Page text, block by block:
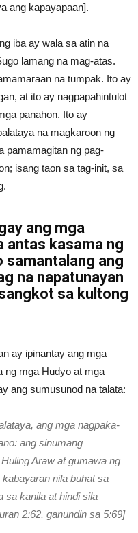
ang kapayapaan].
iba ay wala sa atin na
lamang na mag-atas.
na tumpak. Ito ay
at ito ay nagpapahintulot
panahon. Ito ay
na magkaroon ng
pamamagitan ng pag-
isang taon sa tag-init, sa
ang mga
antas kasama ng
samantalang ang
na napatunayan
sa kultong
ay ipinantay ang mga
ng mga Hudyo at mga
ang sumusunod na talata:
ang mga nagpaka-
ang sinumang
Araw at gumawa ng
nila buhat sa
sa kanila at hindi sila
2:62, ganundin sa 5:69]